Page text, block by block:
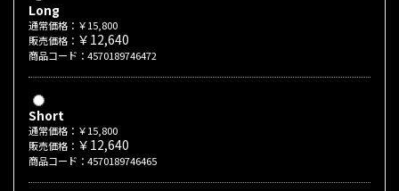
Long
通常価格：￥15,800
販売価格： ￥12,640
商品コード：4570189746472
Short
通常価格：￥15,800
販売価格： ￥12,640
商品コード：4570189746465